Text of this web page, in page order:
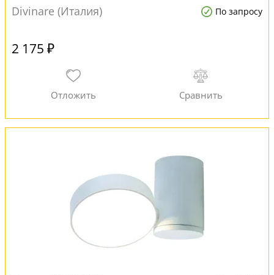
Divinare (Италия) По запросу
2 175 ₽